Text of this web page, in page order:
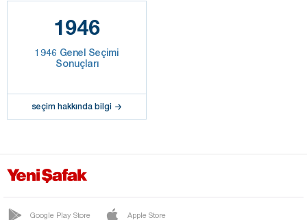
1946
1946 Genel Seçimi
Sonuçları
seçim hakkında bilgi
Google Play Store Apple Store